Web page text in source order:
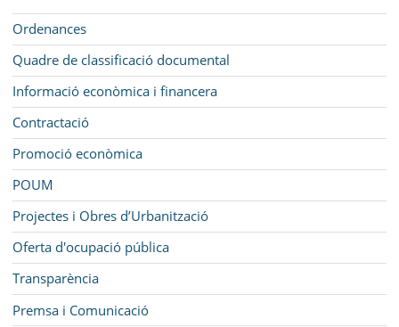
Ordenances
Quadre de classificació documental
Informació econòmica i financera
Contractació
Promoció econòmica
POUM
Projectes i Obres d’Urbanització
Oferta d'ocupació pública
Transparència
Premsa i Comunicació